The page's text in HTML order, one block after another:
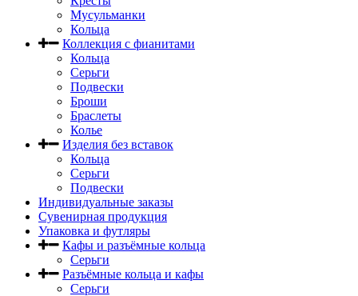
Мусульманки
Кольца
Коллекция с фианитами
Кольца
Серьги
Подвески
Броши
Браслеты
Колье
Изделия без вставок
Кольца
Серьги
Подвески
Индивидуальные заказы
Сувенирная продукция
Упаковка и футляры
Кафы и разъёмные кольца
Серьги
Разъёмные кольца и кафы
Серьги